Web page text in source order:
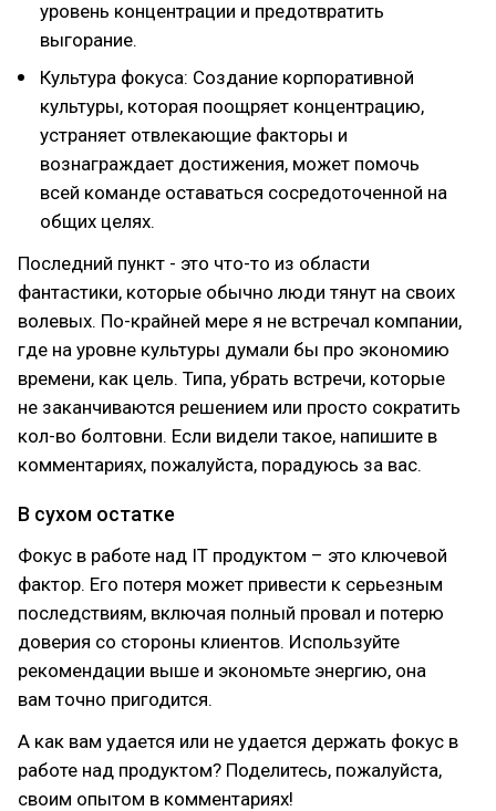
уровень концентрации и предотвратить
выгорание.
Культура фокуса: Создание корпоративной
культуры, которая поощряет концентрацию,
устраняет отвлекающие факторы и
вознаграждает достижения, может помочь
всей команде оставаться сосредоточенной на
общих целях.
Последний пункт - это что-то из области
фантастики, которые обычно люди тянут на своих
волевых. По-крайней мере я не встречал компании,
где на уровне культуры думали бы про экономию
времени, как цель. Типа, убрать встречи, которые
не заканчиваются решением или просто сократить
кол-во болтовни. Если видели такое, напишите в
комментариях, пожалуйста, порадуюсь за вас.
В сухом остатке
Фокус в работе над IT продуктом – это ключевой
фактор. Его потеря может привести к серьезным
последствиям, включая полный провал и потерю
доверия со стороны клиентов. Используйте
рекомендации выше и экономьте энергию, она
вам точно пригодится.
А как вам удается или не удается держать фокус в
работе над продуктом? Поделитесь, пожалуйста,
своим опытом в комментариях!